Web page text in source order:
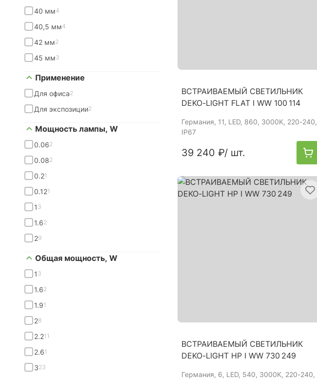
40 мм4
40,5 мм4
42 мм2
45 мм3
Применение
Для офиса2
Для экспозиции2
Мощность лампы, W
0.062
0.082
0.21
0.121
1 3
1.62
29
Общая мощность, W
1 3
1.62
1.91
28
2.211
2.61
323
ВСТРАИВАЕМЫЙ СВЕТИЛЬНИК
DEKO-LIGHT FLAT I WW 100 114
Германия, 11, LED, 860, 3000K, 220-240,
IP67
39 240 ₽/ шт.
ВСТРАИВАЕМЫЙ СВЕТИЛЬНИК
DEKO-LIGHT HP I WW 730 249
Германия, 6, LED, 540, 3000K, 220-240,